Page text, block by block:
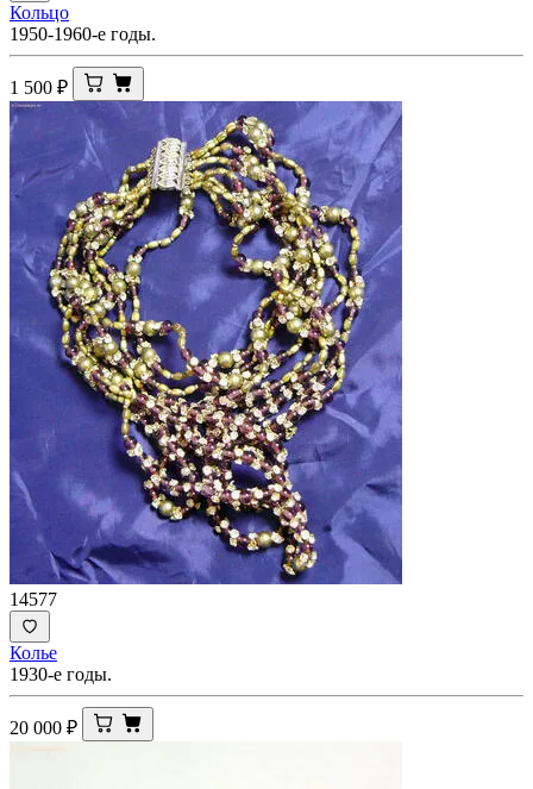
Кольцо
1950-1960-е годы.
1 500 ₽
14577
Колье
1930-е годы.
20 000 ₽